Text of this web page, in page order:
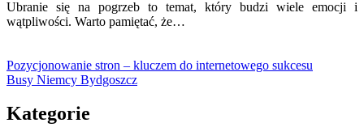
Ubranie się na pogrzeb to temat, który budzi wiele emocji i
wątpliwości. Warto pamiętać, że…
Pozycjonowanie stron – kluczem do internetowego sukcesu
Busy Niemcy Bydgoszcz
Kategorie